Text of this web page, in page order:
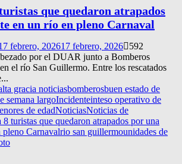
que quedaron atrapados
en un río en pleno Carnaval
febrero, 202617 febrero, 2026
592
por el DUAR junto a Bomberos
el río San Guillermo. Entre los rescatados
gracia noticiasbomberosbuen estado de
semana largoIncidenteinteso operativo de
de edadNoticiasNoticias de
8 turistas que quedaron atrapados por una
pleno Carnavalrio san guillermounidades de